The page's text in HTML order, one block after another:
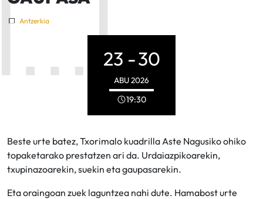
Antzerkia
23 -30
ABU2026
19:30
Beste urte batez, Txorimalo kuadrilla Aste Nagusiko ohiko
topaketarako prestatzen ari da. Urdaiazpikoarekin,
txupinazoarekin, suekin eta gaupasarekin.
Eta oraingoan zuek laguntzea nahi dute. Hamabost urte